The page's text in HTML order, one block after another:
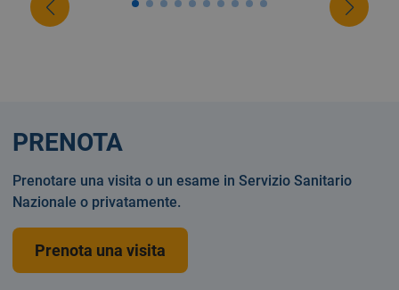
PRENOTA
Prenotare una visita o un esame in Servizio Sanitario
Nazionale o privatamente.
Prenota una visita